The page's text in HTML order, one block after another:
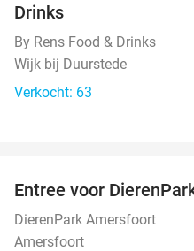
Drinks
By Rens Food & Drinks
Wijk bij Duurstede
Verkocht: 63
Entree voor
DierenPark Amersfoort
Amersfoort